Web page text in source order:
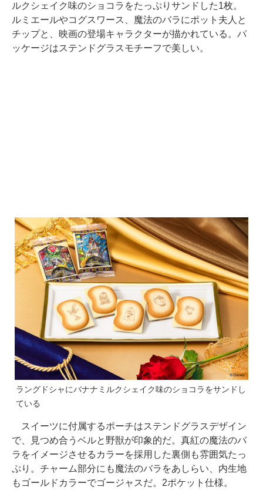
ルクシェイク味のショコラをたっぷりサンドした1枚。
ルミエールやコグスワース、魔法のバラにポット夫人と
チップと、映画の登場キャラクターが描かれている。パ
ッケージはステンドグラスモチーフで美しい。
ラングドシャにバナナミルクシェイク味のショコラをサンドし
ている
スイーツに付属するポーチはステンドグラスデザイン
で、見つめ合うベルと野獣が印象的だ。真紅の魔法のバ
ラをイメージさせるカラーを採用した裏側も雰囲気たっ
ぷり。チャーム部分にも魔法のバラをあしらい、内生地
もゴールドカラーでゴージャスだ。2ポケット仕様。